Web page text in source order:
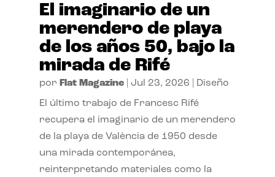
El imaginario de un
merendero de playa
de los años 50, bajo la
mirada de Rifé
por Flat Magazine| Jul 23, 2026 Diseño
El último trabajo de Francesc Rifé
recupera el imaginario de un merendero
de la playa de València de 1950 desde
una mirada contemporánea,
reinterpretando materiales como la